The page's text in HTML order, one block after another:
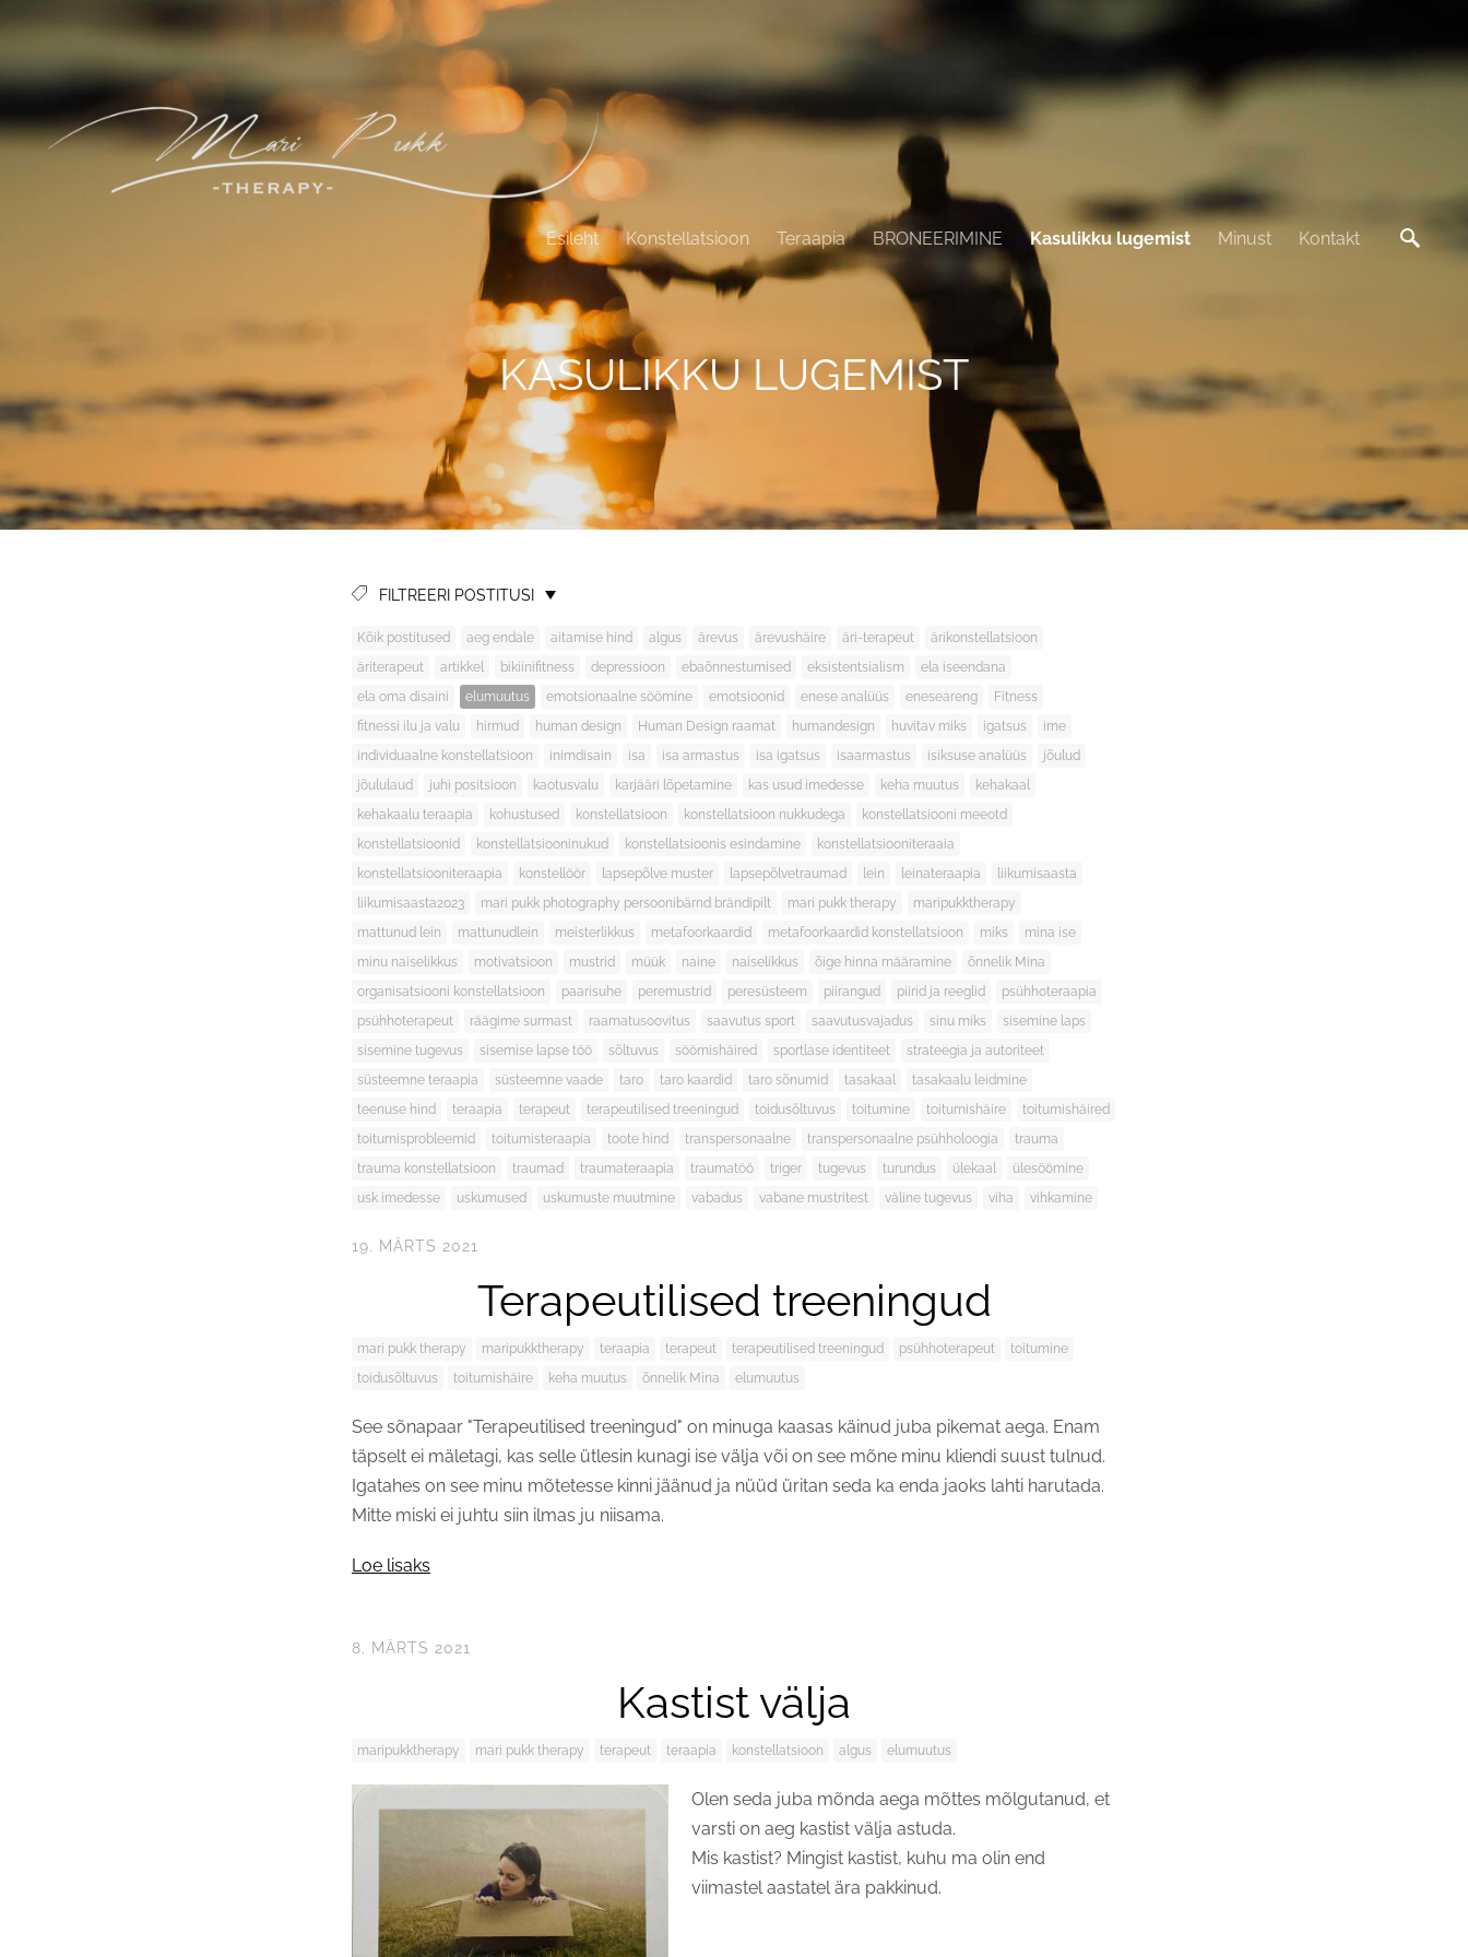
Esileht Konstellatsioon Teraapia BRONEERIMINE Kasulikku lugemist Minust Kontakt
KASULIKKU LUGEMIST
FILTREERI POSTITUSI
Kõik postitused aeg endale aitamise hind algus ärevus ärevushäire äri-terapeut
ärikonstellatsioon
äriterapeut
artikkel bikiinifitness depressioon ebaõnnestumised eksistentsialism
ela iseendana
ela oma disaini
elumuutus emotsionaalne söömine emotsioonid enese analüüs eneseareng
Fitness
fitnessi ilu ja valu
hirmud human design Human Design raamat humandesign huvitav miks igatsus
ime
individuaalne konstellatsioon
inimdisain isa isa armastus isa igatsus isaarmastus isiksuse analüüs
jõulud
jõululaud
juhi positsioon kaotusvalu karjääri lõpetamine kas usud imedesse keha muutus
kehakaal
kehakaalu teraapia
kohustused konstellatsioon konstellatsioon nukkudega
konstellatsiooni meeotd
konstellatsioonid
konstellatsiooninukud konstellatsioonis esindamine
konstellatsiooniteraaia
konstellatsiooniteraapia
konstellöör lapsepõlve muster lapsepõlvetraumad lein leinateraapia
liikumisaasta
liikumisaasta2023
mari pukk photography persoonibärnd brändipilt mari pukk therapy
maripukktherapy
mattunud lein
mattunudlein meisterlikkus metafoorkaardid metafoorkaardid konstellatsioon miks
mina ise
minu naiselikkus
motivatsioon mustrid müük naine naiselikkus õige hinna määramine
õnnelik Mina
organisatsiooni konstellatsioon
paarisuhe peremustrid peresüsteem piirangud piirid ja reeglid
psühhoteraapia
psühhoterapeut
räägime surmast raamatusoovitus saavutus sport saavutusvajadus sinu miks
sisemine laps
sisemine tugevus
sisemise lapse töö sõltuvus söömishäired sportlase identiteet
strateegia ja autoriteet
süsteemne teraapia
süsteemne vaade taro taro kaardid taro sõnumid tasakaal
tasakaalu leidmine
teenuse hind
teraapia terapeut terapeutilised treeningud toidusõltuvus toitumine toitumishäire
toitumishäired
toitumisprobleemid
toitumisteraapia toote hind transpersonaalne transpersonaalne psühholoogia
trauma
trauma konstellatsioon
traumad traumateraapia traumatöö triger tugevus turundus ülekaal
ülesöömine
usk imedesse
uskumused uskumuste muutmine vabadus vabane mustritest väline tugevus viha vihkamine
19. MÄRTS 2021
Terapeutilised treeningud
mari pukk therapy maripukktherapy teraapia terapeut terapeutilised treeningud psühhoterapeut
toitumine
toidusõltuvus
toitumishäire keha muutus õnnelik Mina elumuutus
See sõnapaar "Terapeutilised treeningud" on minuga kaasas käinud juba pikemat aega. Enam
täpselt ei mäletagi, kas selle ütlesin kunagi ise välja või on see mõne minu kliendi suust tulnud.
Igatahes on see minu mõtetesse kinni jäänud ja nüüd üritan seda ka enda jaoks lahti harutada.
Mitte miski ei juhtu siin ilmas ju niisama.
Loe lisaks
8. MÄRTS 2021
Kastist välja
maripukktherapy mari pukk therapy terapeut teraapia konstellatsioon algus elumuutus
Olen seda juba mõnda aega mõttes mõlgutanud, et
varsti on aeg kastist välja astuda.
Mis kastist? Mingist kastist, kuhu ma olin end
viimastel aastatel ära pakkinud.